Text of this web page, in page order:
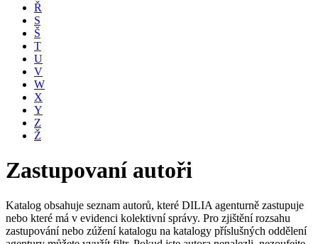
Ř
S
Š
T
U
V
W
X
Y
Z
Ž
Zastupovaní autoři
Katalog obsahuje seznam autorů, které DILIA agenturně zastupuje
nebo které má v evidenci kolektivní správy. Pro zjištění rozsahu
zastupování nebo zúžení katalogu na katalogy příslušných oddělení